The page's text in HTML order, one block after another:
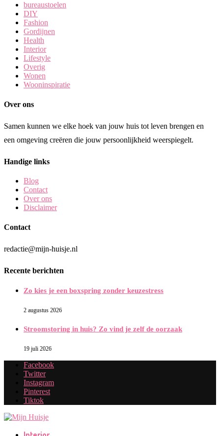
bureaustoelen
DIY
Fashion
Gordijnen
Health
Interior
Lifestyle
Overig
Wonen
Wooninspiratie
Over ons
Samen kunnen we elke hoek van jouw huis tot leven brengen en
een omgeving creëren die jouw persoonlijkheid weerspiegelt.
Handige links
Blog
Contact
Over ons
Disclaimer
Contact
redactie@mijn-huisje.nl
Recente berichten
Zo kies je een boxspring zonder keuzestress
2 augustus 2026
Stroomstoring in huis? Zo vind je zelf de oorzaak
19 juli 2026
Facebook
Twitter
Instagram
Pinterest
Tiktok